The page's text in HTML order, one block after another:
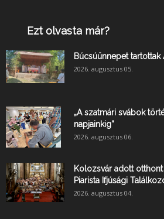
Ezt olvasta már?
Búcsúünnepet
2026. augusztus 05.
„A szatmári svábok
napjainkig”
2026. augusztus 06.
Kolozsvár adott
Piarista Ifjúsági
2026. augusztus 04.